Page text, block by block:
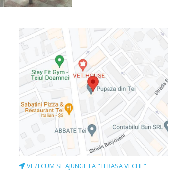
VEZI CUM SE AJUNGE LA "TERASA VECHE"